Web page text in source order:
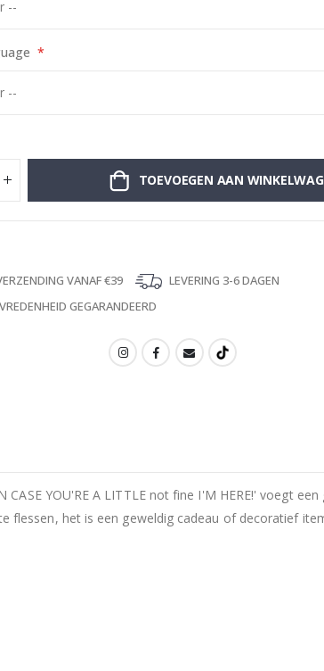
TOEVOEGEN AAN
VANAF €39
LEVERING 3-6 DAGEN
GEGARANDEERD
YOU'RE A LITTLE not fine I'M HERE!' voegt een
flessen, het is een geweldig cadeau of decoratief